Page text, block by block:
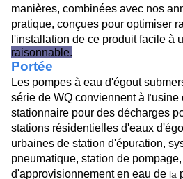
manières, combinées avec nos
pratique, conçues pour optimiser
l'installation de ce produit facile à
raisonnable.
Portée
Les pompes à eau d'égout
série de WQ conviennent à l'usine
stationnaire pour des décharges
stations résidentielles d'eaux
urbaines de station d'épuration,
pneumatique, station de
d'approvisionnement en eau de la